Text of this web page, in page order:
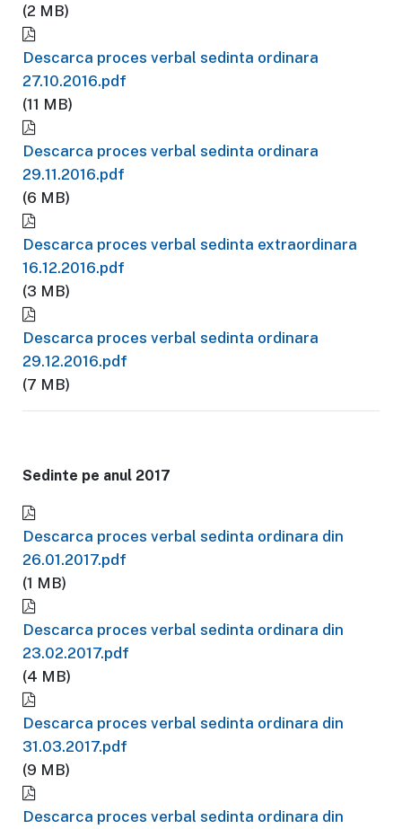
(2 MB)
Descarca proces verbal sedinta ordinara
27.10.2016.pdf
(11 MB)
Descarca proces verbal sedinta ordinara
29.11.2016.pdf
(6 MB)
Descarca proces verbal sedinta extraordinara
16.12.2016.pdf
(3 MB)
Descarca proces verbal sedinta ordinara
29.12.2016.pdf
(7 MB)
Sedinte pe anul 2017
Descarca proces verbal sedinta ordinara din
26.01.2017.pdf
(1 MB)
Descarca proces verbal sedinta ordinara din
23.02.2017.pdf
(4 MB)
Descarca proces verbal sedinta ordinara din
31.03.2017.pdf
(9 MB)
Descarca proces verbal sedinta ordinara din